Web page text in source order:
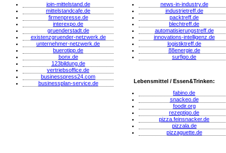
join-mittelstand.de
mittelstandcafe.de
firmenpresse.de
interexpo.de
gruenderstadt.de
existenzgruender-netzwerk.de
unternehmer-netzwerk.de
buerotipp.de
bonx.de
123bildung.de
vertriebsoffice.de
businesspress24.com
businessplan-service.de
news-in-industry.de
industrietreff.de
packtreff.de
blechtreff.de
automatisierungstreff.de
innovations-intelligenz.de
logistiktreff.de
88energie.de
surfigo.de
Lebensmittel / Essen&Trinken:
fabino.de
snackeo.de
foodir.org
rezeptigo.de
pizza.feinsnacker.de
pizzala.de
pizzaguette.de